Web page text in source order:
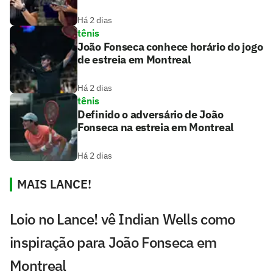
Há 2 dias
tênis
João Fonseca conhece horário do jogo
de estreia em Montreal
Há 2 dias
tênis
Definido o adversário de João
Fonseca na estreia em Montreal
Há 2 dias
MAIS LANCE!
Loio no Lance! vê Indian Wells como
inspiração para João Fonseca em
Montreal